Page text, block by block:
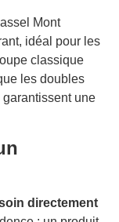
Mont
idéal pour les
classique
les doubles
une
directement